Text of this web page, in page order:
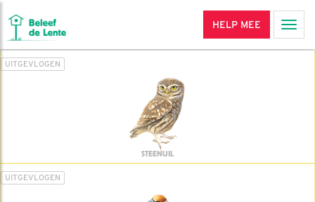
HELP MEE
UITGEVLOGEN
STEENUIL
UITGEVLOGEN